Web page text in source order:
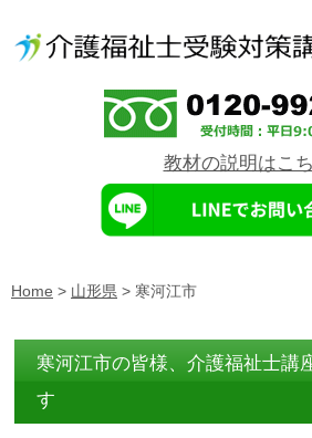
教材の説明はこ
Home > 山形県 > 寒河江市
寒河江市の皆様、介護福祉士講
す